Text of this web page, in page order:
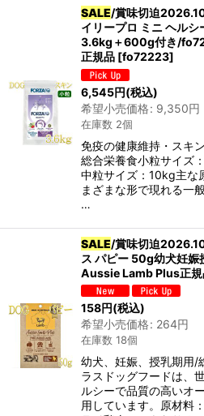
SALE/賞味切迫
イリープロ ミニ ヘル
3.6kg＋600g付き/
正規品 [fo72223]
6,545円(税込)
希望小売価格: 9,350円
在庫数 2個
免疫の健康維持・スキ
総合栄養食小粒サイズ
中粒サイズ：10kg主な
まざまな形で現れる一
…
SALE/賞味切迫
ス パピー 50g幼犬妊娠
Aussie Lamb Plus正
158円(税込)
希望小売価格: 264円
在庫数 18個
幼犬、妊娠、授乳期用/
ラスドッグフードは、
ルシーで品質の高いオ
用しています。原材料